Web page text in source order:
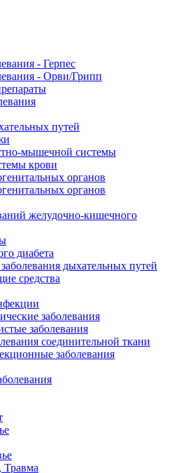
- Герпес
- Орви/Грипп
путей
мышечной системы
крови
органов
органов
желудочно-кишечного
диабета
дыхательных путей
средства
заболевания
заболевания
соединительной ткани
заболевания
Травма